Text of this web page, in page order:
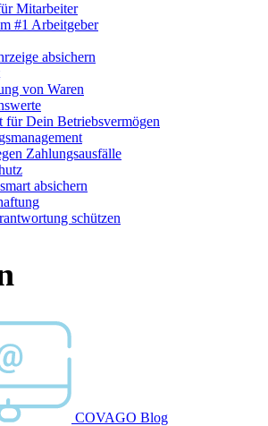
Mitarbeiter
#1 Arbeitgeber
absichern
von Waren
für Dein Betriebsvermögen
Zahlungsausfälle
absichern
schützen
COVAGO Blog